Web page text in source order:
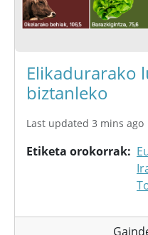
Elikadurarako
biztanleko
Last updated 3 mins ago
Etiketa orokorrak